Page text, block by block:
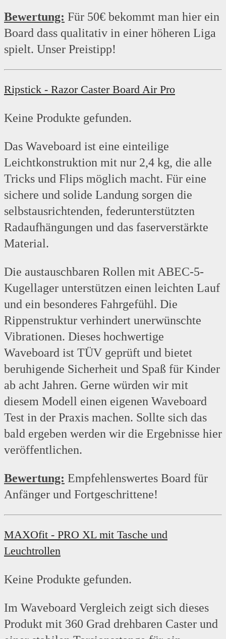
Bewertung: Für 50€ bekommt man hier ein
Board dass qualitativ in einer höheren Liga
spielt. Unser Preistipp!
Ripstick - Razor Caster Board Air Pro
Keine Produkte gefunden.
Das Waveboard ist eine einteilige
Leichtkonstruktion mit nur 2,4 kg, die alle
Tricks und Flips möglich macht. Für eine
sichere und solide Landung sorgen die
selbstausrichtenden, federunterstützten
Radaufhängungen und das faserverstärkte
Material.
Die austauschbaren Rollen mit ABEC-5-
Kugellager unterstützen einen leichten Lauf
und ein besonderes Fahrgefühl. Die
Rippenstruktur verhindert unerwünschte
Vibrationen. Dieses hochwertige
Waveboard ist TÜV geprüft und bietet
beruhigende Sicherheit und Spaß für Kinder
ab acht Jahren. Gerne würden wir mit
diesem Modell einen eigenen Waveboard
Test in der Praxis machen. Sollte sich das
bald ergeben werden wir die Ergebnisse hier
veröffentlichen.
Bewertung: Empfehlenswertes Board für
Anfänger und Fortgeschrittene!
MAXOfit - PRO XL mit Tasche und
Leuchtrollen
Keine Produkte gefunden.
Im Waveboard Vergleich zeigt sich dieses
Produkt mit 360 Grad drehbaren Caster und